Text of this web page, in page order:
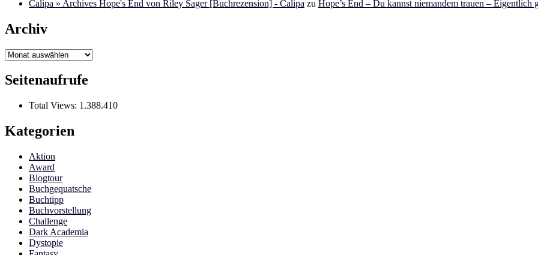
Calipa » Archives Hope's End von Riley Sager [Buchrezension] - Calipa zu Hope’s End – Du kannst niemandem trauen – Eigentlich
Archiv
Archiv
Seitenaufrufe
Total Views: 1.388.410
Kategorien
Aktion
Award
Blogtour
Buchgequatsche
Buchtipp
Buchvorstellung
Challenge
Dark Academia
Dystopie